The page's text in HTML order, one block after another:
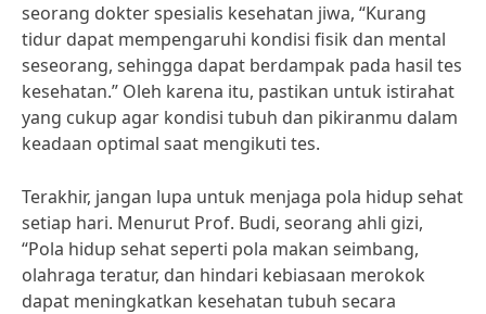
seorang dokter spesialis kesehatan jiwa, “Kurang
tidur dapat mempengaruhi kondisi fisik dan mental
seseorang, sehingga dapat berdampak pada hasil tes
kesehatan.” Oleh karena itu, pastikan untuk istirahat
yang cukup agar kondisi tubuh dan pikiranmu dalam
keadaan optimal saat mengikuti tes.
Terakhir, jangan lupa untuk menjaga pola hidup sehat
setiap hari. Menurut Prof. Budi, seorang ahli gizi,
“Pola hidup sehat seperti pola makan seimbang,
olahraga teratur, dan hindari kebiasaan merokok
dapat meningkatkan kesehatan tubuh secara